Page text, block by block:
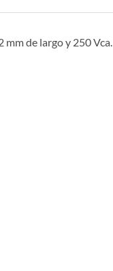
de largo y 250 Vca.